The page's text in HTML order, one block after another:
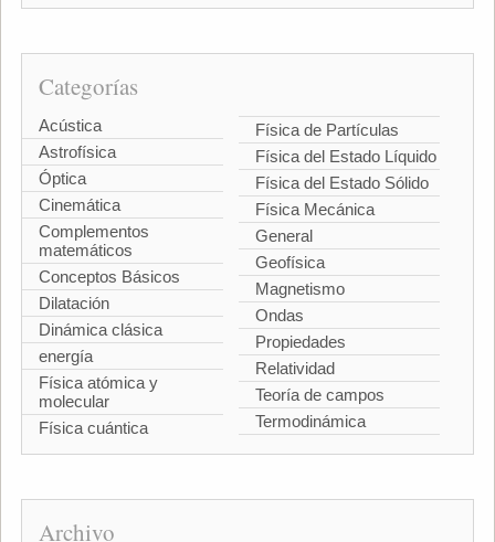
Categorías
Acústica
Astrofísica
Óptica
Cinemática
Complementos
matemáticos
Conceptos Básicos
Dilatación
Dinámica clásica
energía
Física atómica y
molecular
Física cuántica
Física de Partículas
Física del Estado Líquido
Física del Estado Sólido
Física Mecánica
General
Geofísica
Magnetismo
Ondas
Propiedades
Relatividad
Teoría de campos
Termodinámica
Archivo